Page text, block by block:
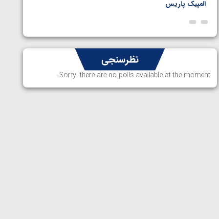
المپیک پاریس
نظرسنجی
Sorry, there are no polls available at the moment.